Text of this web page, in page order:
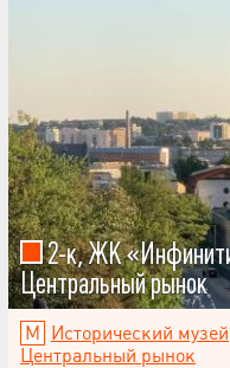
2-к, ЖК
Центральный рынок
Исторический музей
Центральный рынок